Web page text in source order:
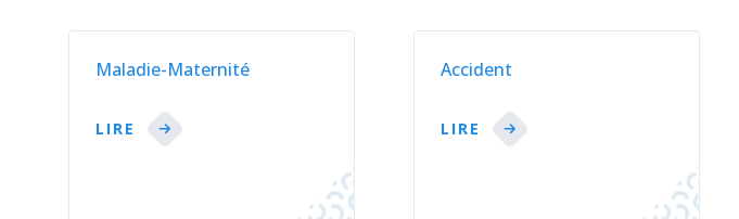
Maladie-Maternité
LIRE
Accident
LIRE